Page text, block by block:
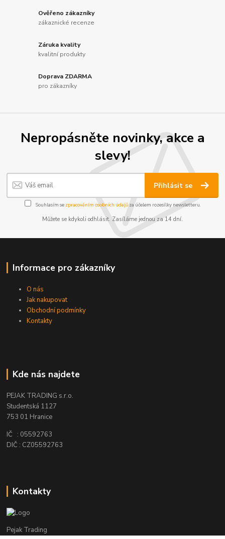
Ověřeno zákazníky
zákaznické recenze
Záruka kvality
kvalitní produkty
Doprava ZDARMA
pro zákazníky
Nepropásněte novinky, akce a
slevy!
Přihlásit se
Souhlasím se zpracováním osobních údajůza účelem rozesílky newsletteru.
Můžete se kdykoli odhlásit. Zasíláme jednou za 14 dní.
Informace pro zákazníky
O nás
Jak nakupovat
Obchodní podmínky
Kontakty
Kde nás najdete
PEJAK TRADING s.r.o.
Studentská 1127
753 01 Hranice
IČ : 05592763
DIČ : CZ05592763
Kontakty
Pejak Trading